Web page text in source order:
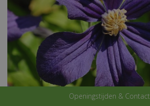
Openingstijden & Contact